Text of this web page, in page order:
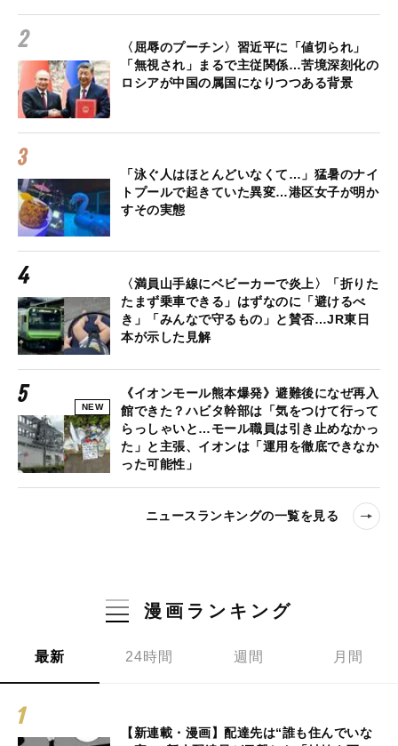
〈屈辱のプーチン〉習近平に「値切られ」
「無視され」まるで主従関係…苦境深刻化の
ロシアが中国の属国になりつつある背景
「泳ぐ人はほとんどいなくて…」猛暑のナイ
トプールで起きていた異変…港区女子が明か
すその実態
〈満員山手線にベビーカーで炎上〉「折りた
たまず乗車できる」はずなのに「避けるべ
き」「みんなで守るもの」と賛否…JR東日
本が示した見解
NEW
《イオンモール熊本爆発》避難後になぜ再入
館できた？ハビタ幹部は「気をつけて行って
らっしゃいと…モール職員は引き止めなかっ
た」と主張、イオンは「運用を徹底できなか
った可能性」
ニュースランキングの一覧を見る
漫画ランキング
最新 24時間 週間 月間
【新連載・漫画】配達先は“誰も住んでいな